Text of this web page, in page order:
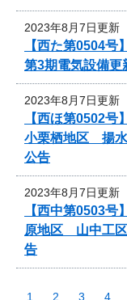
2023年8月7日更新
【西た第0504
第3期電気設備更
2023年8月7日更新
【西ほ第0502
小栗栖地区 揚水
公告
2023年8月7日更新
【西中第0503
原地区 山中工区
告
1 2 3 4